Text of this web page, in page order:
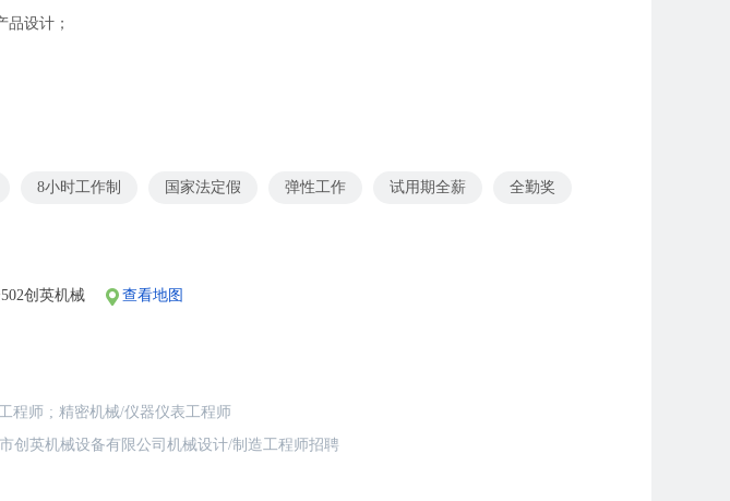
设计；
8小时工作制 国家法定假 弹性工作 试用期全薪 全勤奖
创英机械
查看地图
程师 ; 精密机械/仪器仪表工程师
创英机械设备有限公司机械设计/制造工程师招聘